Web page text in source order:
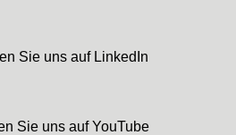
Sie uns auf LinkedIn
Sie uns auf YouTube